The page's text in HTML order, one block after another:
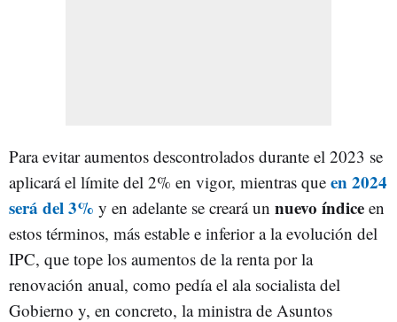
Para evitar aumentos descontrolados durante el 2023 se
aplicará el límite del 2% en vigor, mientras que en 2024
será del 3% y en adelante se creará un nuevo índice en
estos términos, más estable e inferior a la evolución del
IPC, que tope los aumentos de la renta por la
renovación anual, como pedía el ala socialista del
Gobierno y, en concreto, la ministra de Asuntos